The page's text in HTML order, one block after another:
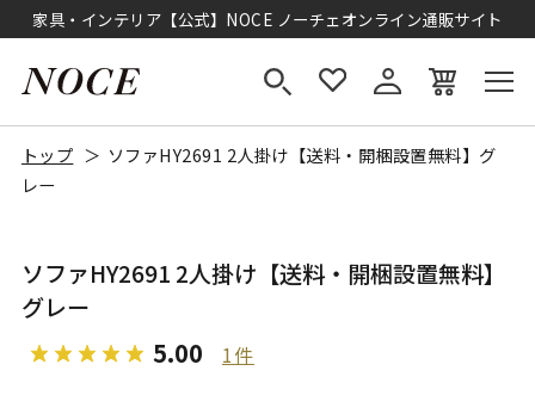
家具・インテリア【公式】NOCE ノーチェオンライン通販サイト
トップ
ソファHY2691 2人掛け【送料・開梱設置無料】グ
レー
ソファHY2691 2人掛け【送料・開梱設置無料】
グレー
5.00 1件